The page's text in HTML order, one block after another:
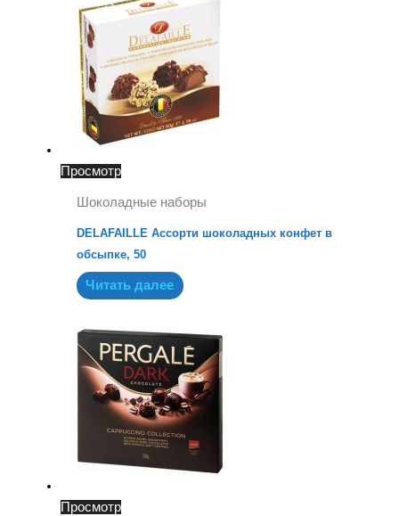
Просмотр
Шоколадные наборы
DELAFAILLE Ассорти шоколадных конфет в
обсыпке, 50
Читать далее
Просмотр